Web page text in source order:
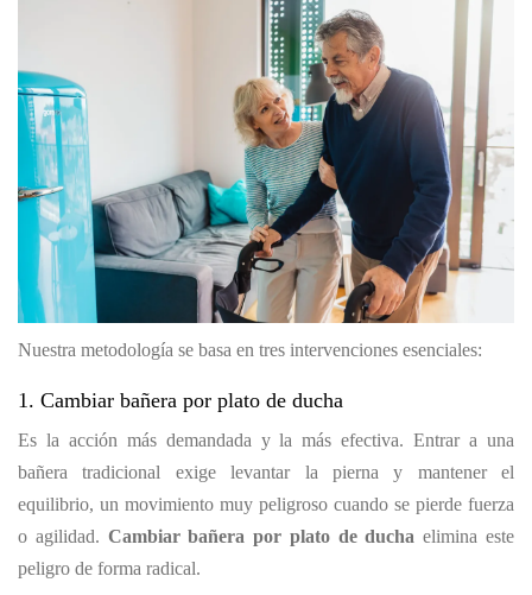
Nuestra metodología se basa en tres intervenciones esenciales:
1. Cambiar bañera por plato de ducha
Es la acción más demandada y la más efectiva. Entrar a una
bañera tradicional exige levantar la pierna y mantener el
equilibrio, un movimiento muy peligroso cuando se pierde fuerza
o agilidad. Cambiar bañera por plato de ducha elimina este
peligro de forma radical.